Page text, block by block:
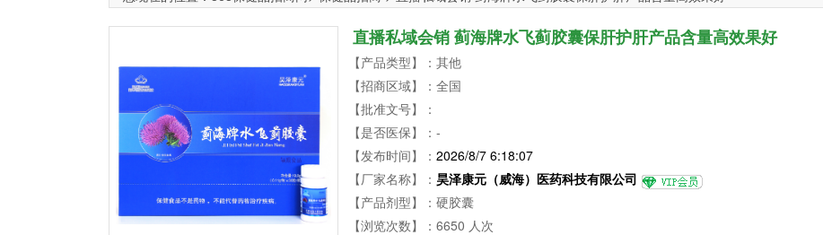
直播私域会销 蓟海牌水飞蓟胶囊保肝护肝产品含量高效果好
【产品类型】：其他
【招商区域】：全国
【批准文号】：
【是否医保】：-
【发布时间】： 2026/8/7 6:18:07
【厂家名称】： 昊泽康元（威海）医药科技有限公司
【产品剂型】：硬胶囊
【浏览次数】：6650 人次